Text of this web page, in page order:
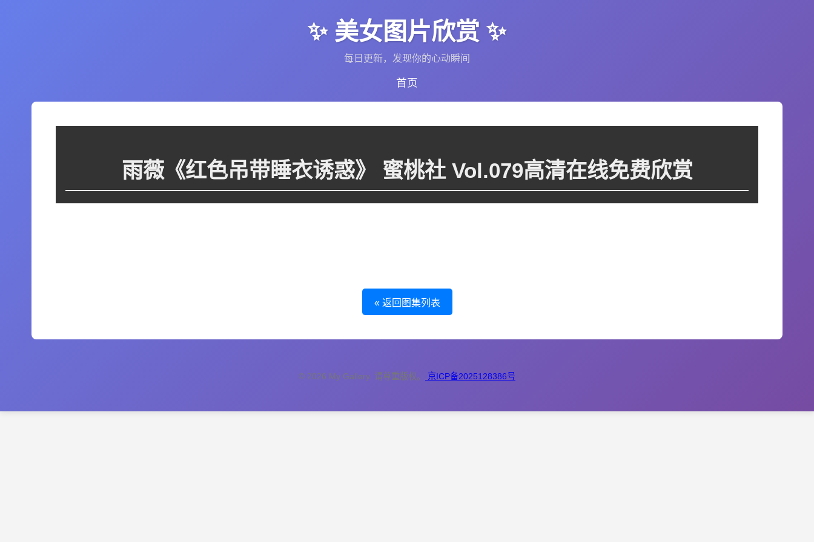
✨ 美女图片欣赏 ✨
每日更新，发现你的心动瞬间
首页
雨薇《红色吊带睡衣诱惑》 蜜桃社 Vol.079高清在线免费欣赏
« 返回图集列表
© 2026 My Gallery. 请尊重版权。 京ICP备2025128386号